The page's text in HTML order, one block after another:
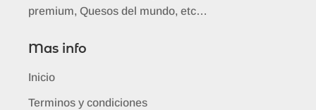
premium, Quesos del mundo, etc…
Mas info
Inicio
Terminos y condiciones